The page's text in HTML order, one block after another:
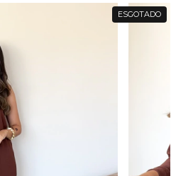
ESGOTADO